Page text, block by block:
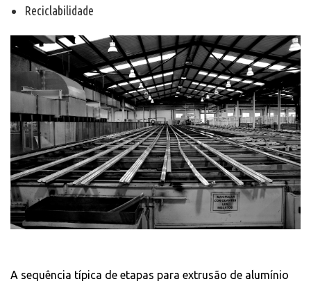
Reciclabilidade
A sequência típica de etapas para extrusão de alumínio